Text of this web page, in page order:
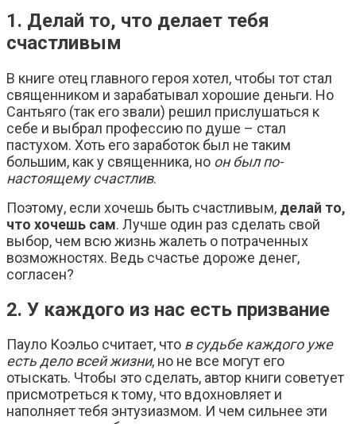
1. Делай то, что делает тебя
счастливым
В книге отец главного героя хотел, чтобы тот стал
священником и зарабатывал хорошие деньги. Но
Сантьяго (так его звали) решил прислушаться к
себе и выбрал профессию по душе – стал
пастухом. Хоть его заработок был не таким
большим, как у священника, но он был по-
настоящему счастлив.
Поэтому, если хочешь быть счастливым, делай то,
что хочешь сам. Лучше один раз сделать свой
выбор, чем всю жизнь жалеть о потраченных
возможностях. Ведь счастье дороже денег,
согласен?
2. У каждого из нас есть призвание
Пауло Коэльо считает, что в судьбе каждого уже
есть дело всей жизни, но не все могут его
отыскать. Чтобы это сделать, автор книги советует
присмотреться к тому, что вдохновляет и
наполняет тебя энтузиазмом. И чем сильнее эти